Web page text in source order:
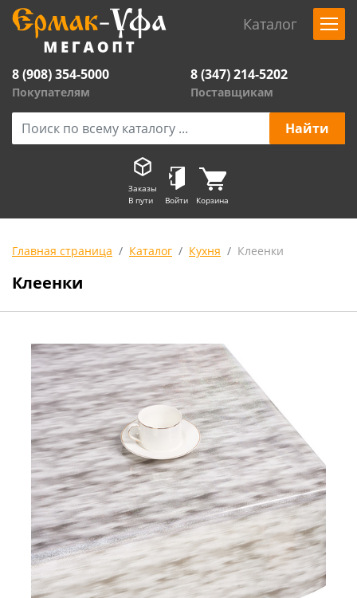
Каталог
8 (908) 354-5000
Покупателям
8 (347) 214-5202
Поставщикам
Заказы
В пути
Войти Корзина
Главная страница Каталог Кухня Клеенки
Клеенки